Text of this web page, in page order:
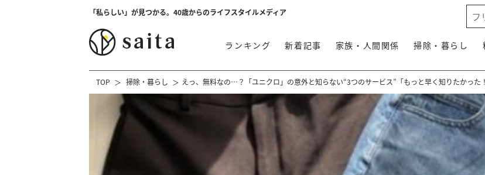
「私らしい」が見つかる。40歳からのライフスタイルメディア
ランキング 新着記事 家族・人間関係 掃除・暮らし
TOP 掃除・暮らし えっ、無料なの…？「ユニクロ」の意外と知らない“3つのサービス”「もっと早く知りたかった